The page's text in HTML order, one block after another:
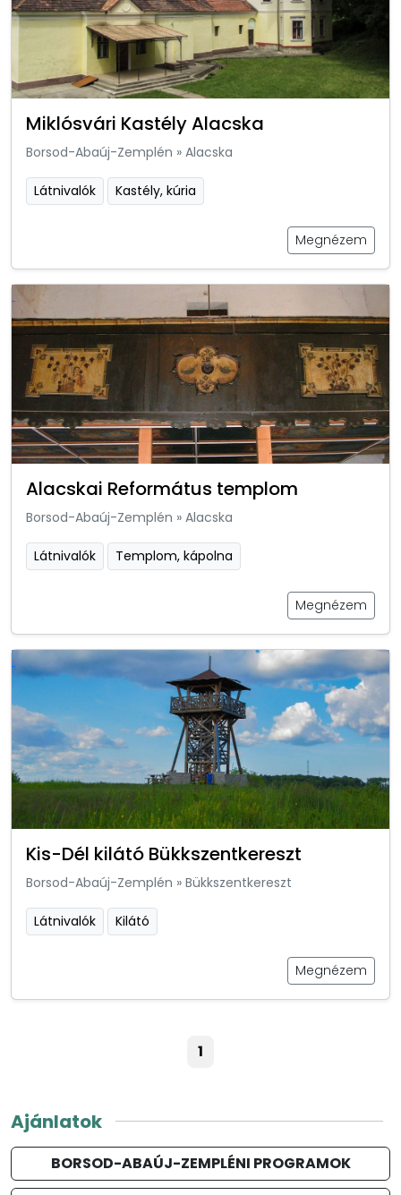
Miklósvári Kastély Alacska
Borsod-Abaúj-Zemplén » Alacska
Látnivalók Kastély, kúria
Megnézem
Alacskai Református templom
Borsod-Abaúj-Zemplén » Alacska
Látnivalók Templom, kápolna
Megnézem
Kis-Dél kilátó Bükkszentkereszt
Borsod-Abaúj-Zemplén » Bükkszentkereszt
Látnivalók Kilátó
Megnézem
1
Ajánlatok
BORSOD-ABAÚJ-ZEMPLÉNI PROGRAMOK